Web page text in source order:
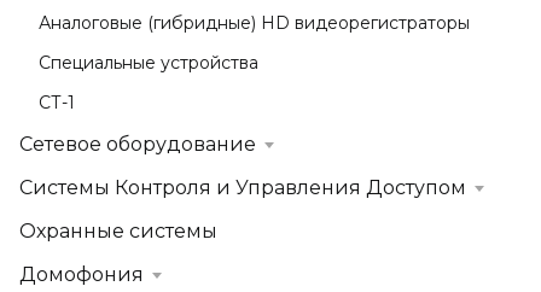
Аналоговые (гибридные) HD видеорегистраторы
Специальные устройства
СТ-1
Сетевое оборудование
Системы Контроля и Управления Доступом
Охранные системы
Домофония